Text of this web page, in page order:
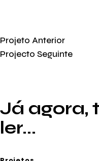
Projeto Anterior
Projecto Seguinte
Já agora,
ler...